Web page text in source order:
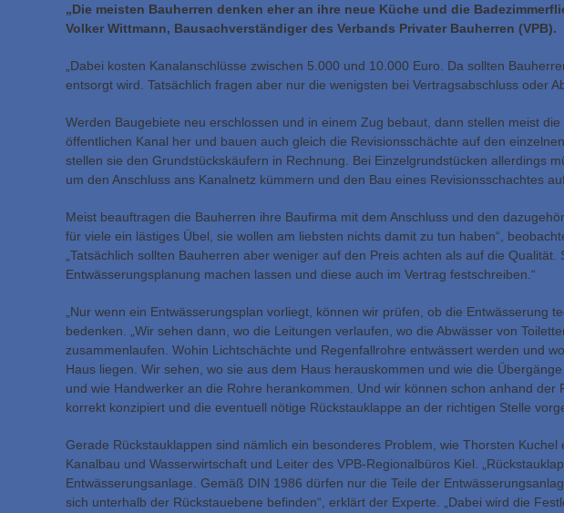
„Die meisten Bauherren denken eher an ihre neue Küche und die
Volker Wittmann, Bausachverständiger des Verbands Privater Bauherren (VPB).
„Dabei kosten Kanalanschlüsse zwischen 5.000 und 10.000 Euro. Da sollten
entsorgt wird. Tatsächlich fragen aber nur die wenigsten bei Vertragsabschluss oder
Werden Baugebiete neu erschlossen und in einem Zug bebaut, dann stellen meist
öffentlichen Kanal her und bauen auch gleich die Revisionsschächte auf den
stellen sie den Grundstückskäufern in Rechnung. Bei Einzelgrundstücken allerdings
um den Anschluss ans Kanalnetz kümmern und den Bau eines Revisionsschachtes
Meist beauftragen die Bauherren ihre Baufirma mit dem Anschluss und den
für viele ein lästiges Übel, sie wollen am liebsten nichts damit zu tun haben“,
„Tatsächlich sollten Bauherren aber weniger auf den Preis achten als auf die
Entwässerungsplanung machen lassen und diese auch im Vertrag festschreiben.“
„Nur wenn ein Entwässerungsplan vorliegt, können wir prüfen, ob die Entwässerung
bedenken. „Wir sehen dann, wo die Leitungen verlaufen, wo die Abwässer von
zusammenlaufen. Wohin Lichtschächte und Regenfallrohre entwässert werden und
Haus liegen. Wir sehen, wo sie aus dem Haus herauskommen und wie die
und wie Handwerker an die Rohre herankommen. Und wir können schon anhand der
korrekt konzipiert und die eventuell nötige Rückstauklappe an der richtigen Stelle
Gerade Rückstauklappen sind nämlich ein besonderes Problem, wie Thorsten
Kanalbau und Wasserwirtschaft und Leiter des VPB-Regionalbüros Kiel.
Entwässerungsanlage. Gemäß DIN 1986 dürfen nur die Teile der
sich unterhalb der Rückstauebene befinden“, erklärt der Experte. „Dabei wird die